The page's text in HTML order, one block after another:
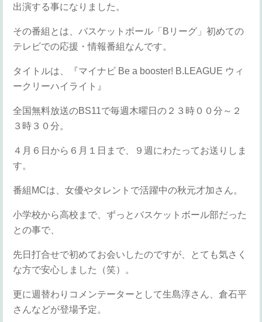
出演する事になりました。
その番組とは、バスケットボール「Bリーグ」初めての
テレビでの応援・情報番組なんです。
タイトルは、『マイナビ Be a booster! B.LEAGUE ウィ
ークリーハイライト』
全国無料放送のBS11で毎週木曜日の２３時００分～２
３時３０分。
４月６日から６月１日まで、９週にわたってお送りしま
す。
番組MCは、女優やタレントで活躍中の秋元才加さん。
小学校から高校まで、ずっとバスケットボール部だった
との事で、
先日打合せで初めてお会いしたのですが、とても気さく
な方で安心しました（笑）。
更に週替わりコメンテーターとして生島淳さん、倉石平
さんなどが登場予定。